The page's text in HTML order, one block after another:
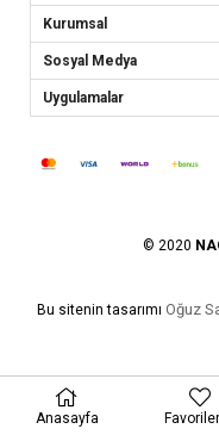
Kurumsal
Sosyal Medya
Uygulamalar
© 2020
Bu sitenin tasarımı Oğuz
Anasayfa